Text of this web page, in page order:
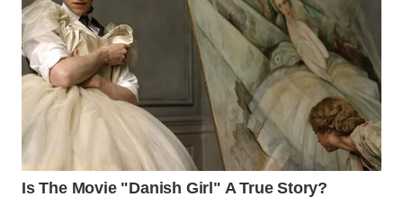
WN
SUBANG
WN
SUKABUMI
PURWAKARTA